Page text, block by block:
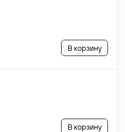
В корзину
В корзину